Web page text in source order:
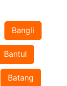
Bangli
Bantul
Batang